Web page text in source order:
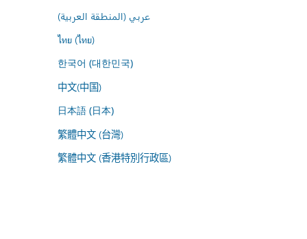
عربي (المنطقة العربية)
ไทย (ไทย)
한국어 (대한민국)
中文(中国)
日本語 (日本)
繁體中文 (台灣)
繁體中文 (香港特別行政區)